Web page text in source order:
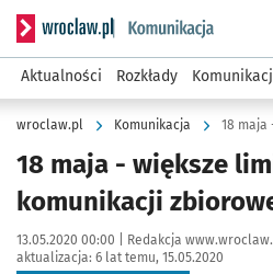
Serwis informacyjny wroclaw.pl
Aktualności Rozkłady
wroclaw.pl Komunikacja 18 maja
18 maja - większe
komunikacji
Data publikacji:
13.05.2020 00:00 | Autor:
Redakcja
aktualizacja: 6 lat temu, 15.05.2020